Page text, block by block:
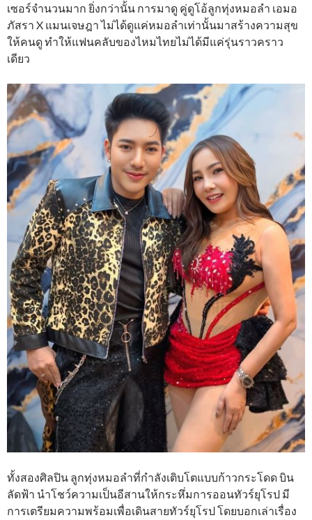
เซอร์จำนวนมาก ยิ่งกว่านั้น การมาดู คู่ดูโอ้ลูกทุ่งหมอลำ เอมอ
ภัสรา ​X แมนเจษฎา ไม่ได้ดูแค่หมอลำเท่านั้นมาสร้างความสุข
ให้คนดู ทำให้แฟนคลับของไหมไทยไม่ได้มีแค่รุ่นราวคราว
เดียว
ทั้งสองศิลปิน ลูกทุ่งหมอลำที่กำลังเติบโตแบบก้าวกระโดด บิน
ลัดฟ้า นำโชว์ความเป็นอีสานให้กระหึ่มการออนทัวร์ยุโรป มี
การเตรียมความพร้อมเพื่อเดินสายทัวร์ยุโรป โดยบอกเล่าเรื่อง